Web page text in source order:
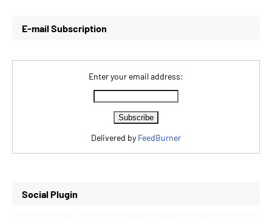
E-mail Subscription
Enter your email address:
Delivered by FeedBurner
Social Plugin